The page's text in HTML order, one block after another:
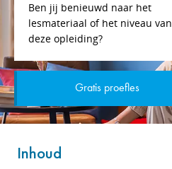
Ben jij benieuwd naar het
lesmateriaal of het niveau van
deze opleiding?
Gratis proefles
Inhoud